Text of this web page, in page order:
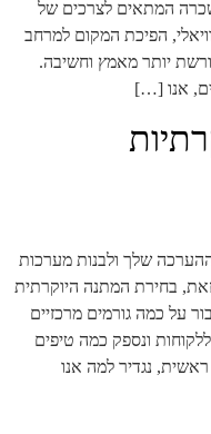
המתאים לצרכים של
הפיכת המקום למרחב
יותר מאמץ וחשיבה.
שלך ולבנות מערכות
בחירת המתנה היוקרתית
על כמה גורמים מרכזיים
ונספק כמה טיפים
נגדיר למה אנו